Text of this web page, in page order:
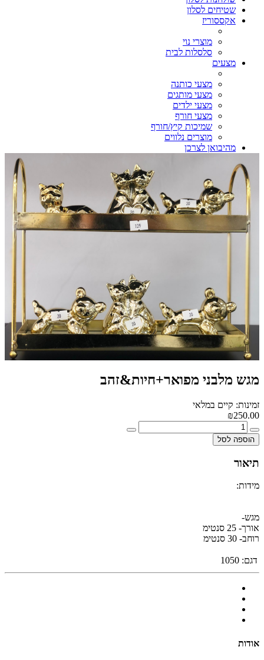
שטיחים לסלון
אקססוריז
מוצרי נוי
סלסלות לבית
מצעים
מצעי כותנה
מצעי מותגים
מצעי ילדים
מצעי חורף
שמיכות קיץ/חורף
מוצרים נלווים
מהיבואן לצרכן
מגש מלבני מפואר+חיות&זהב
זמינות: קיים במלאי
₪250.00
הוספה לסל
תיאור
מידות:
מגש-
אורך- 25 סנטימ
רוחב- 30 סנטימ
דגם: 1050
אודות